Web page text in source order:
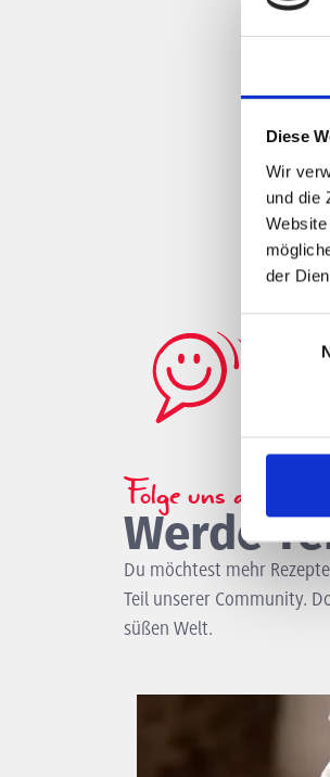
Diese
Wir
und die
der
Folge uns auf
Werde
Du möchtest mehr
Teil unserer Community.
süßen Welt.